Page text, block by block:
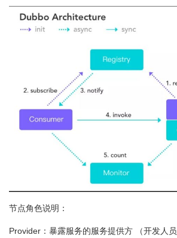
节点角色说明：
Provider： 暴露服务的服务提供方 （开发人